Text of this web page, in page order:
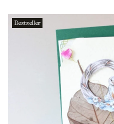
Bestseller